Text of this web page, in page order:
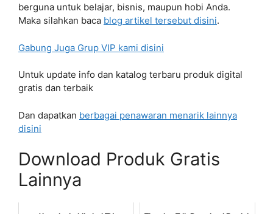
berguna untuk belajar, bisnis, maupun hobi Anda.
Maka silahkan baca blog artikel tersebut disini.
Gabung Juga Grup VIP kami disini
Untuk update info dan katalog terbaru produk digital
gratis dan terbaik
Dan dapatkan berbagai penawaran menarik lainnya
disini
Download Produk Gratis
Lainnya